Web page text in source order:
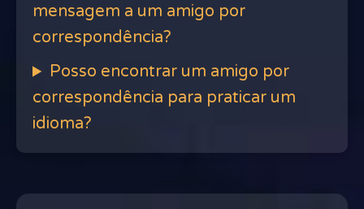
mensagem a um amigo por
correspondência?
Posso encontrar um amigo por
correspondência para praticar um
idioma?